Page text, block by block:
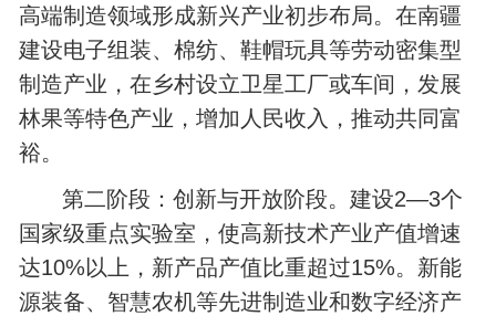
高端制造领域形成新兴产业初步布局。在南疆
建设电子组装、棉纺、‌鞋帽玩具等劳动密集型
制造产业，在乡村设立卫星工厂或车间，发展
林果等特色产业，增加人民收入，推动共同富
裕。
第二阶段：创新与开放阶段。建设2—3个
国家级重点实验室，使高新技术产业产值增速
达10%以上，新产品产值比重超过15%。新能
源装备、智慧农机等先进制造业和数字经济产